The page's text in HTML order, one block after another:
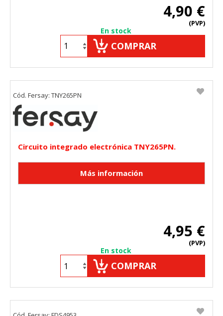
4,90 €
(PVP)
En stock
COMPRAR
Circuito integrado electrónica TNY265PN.
4,95 €
(PVP)
En stock
COMPRAR
Cód. Fersay: TNY265PN
CONFIGURACIÓN DE COOKIES
HABILITAR TODO